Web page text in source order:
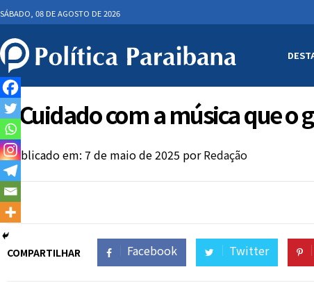
SÁBADO, 08 DE AGOSTO DE 2026
“Cuidado com a música que o
Publicado em: 7 de maio de 2025 porRedação
COMPARTILHAR Facebook Twitter